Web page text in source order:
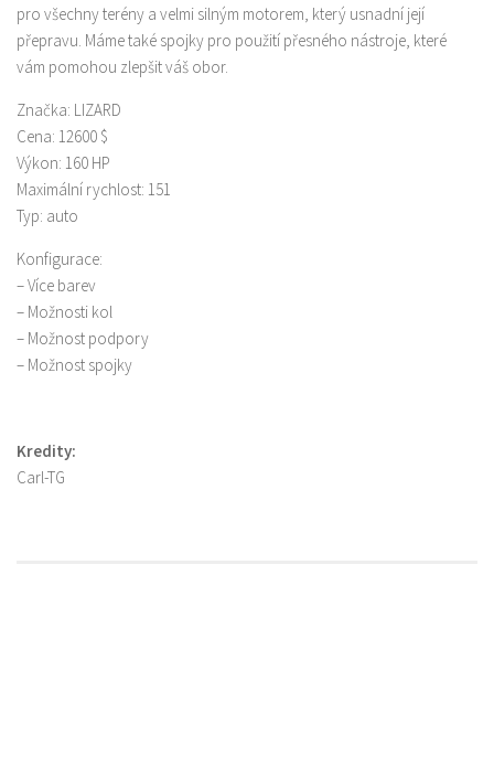
pro všechny terény a velmi silným motorem, který usnadní její
přepravu. Máme také spojky pro použití přesného nástroje, které
vám pomohou zlepšit váš obor.
Značka: LIZARD
Cena: 12600 $
Výkon: 160 HP
Maximální rychlost: 151
Typ: auto
Konfigurace:
– Více barev
– Možnosti kol
– Možnost podpory
– Možnost spojky
Kredity:
Carl-TG